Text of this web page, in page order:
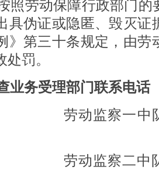
照劳动保障行政部门
具伪证或隐匿、毁灭证
》第三十条规定，由劳
罚。
业务受理部门联系电话
动监察一中队
监察二中队